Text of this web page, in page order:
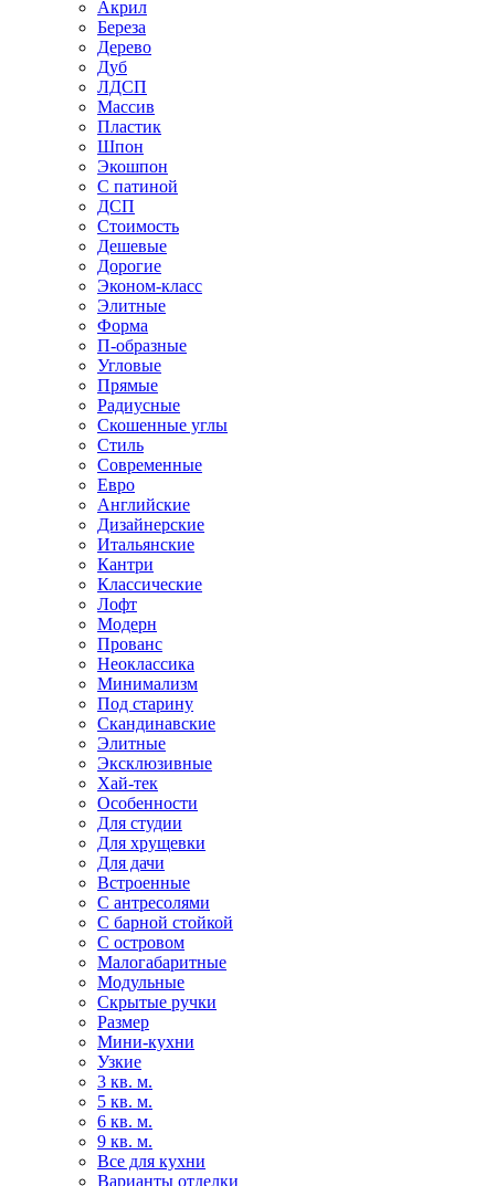
Акрил
Береза
Дерево
Дуб
ЛДСП
Массив
Пластик
Шпон
Экошпон
С патиной
ДСП
Стоимость
Дешевые
Дорогие
Эконом-класс
Элитные
Форма
П-образные
Угловые
Прямые
Радиусные
Скошенные углы
Стиль
Современные
Евро
Английские
Дизайнерские
Итальянские
Кантри
Классические
Лофт
Модерн
Прованс
Неоклассика
Минимализм
Под старину
Скандинавские
Элитные
Эксклюзивные
Хай-тек
Особенности
Для студии
Для хрущевки
Для дачи
Встроенные
С антресолями
С барной стойкой
С островом
Малогабаритные
Модульные
Скрытые ручки
Размер
Мини-кухни
Узкие
3 кв. м.
5 кв. м.
6 кв. м.
9 кв. м.
Все для кухни
Варианты отделки